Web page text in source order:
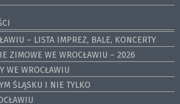
– LISTA IMPREZ, BALE, KONCERTY
ZIMOWE WE WROCŁAWIU – 2026
WE WROCŁAWIU
ŚLĄSKU I NIE TYLKO